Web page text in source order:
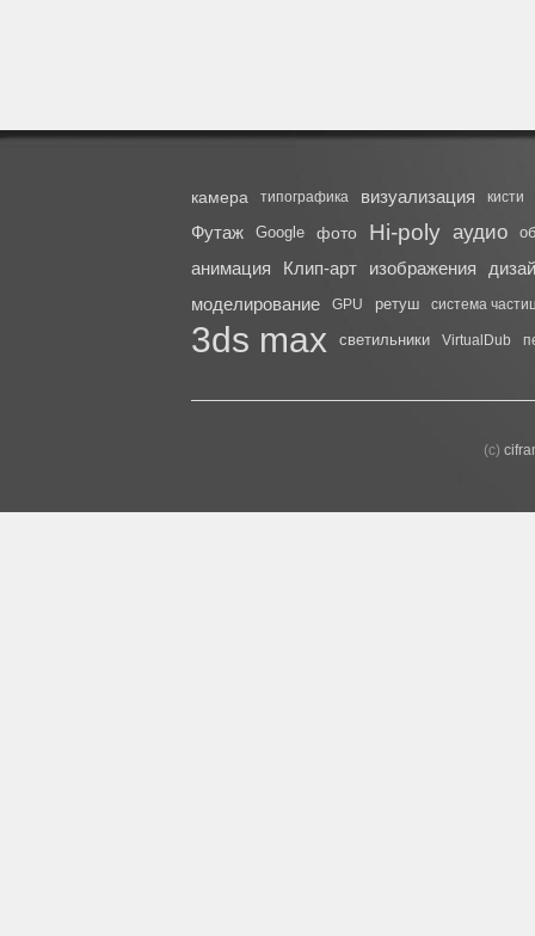
камера типографика визуализация кисти
Футаж Google фото Hi-poly аудио
анимация Клип-арт изображения
моделирование
GPU ретуш система
3ds max светильники VirtualDub
(с)